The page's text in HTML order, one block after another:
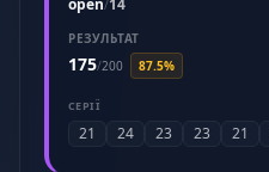
open/14
РЕЗУЛЬТАТ
175/200 87.5%
СЕРІЇ
21 24 23 23 21